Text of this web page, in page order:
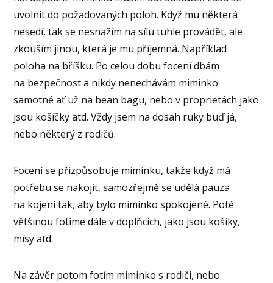
uvolnit do požadovaných poloh. Když mu některá
nesedí, tak se nesnažím na sílu tuhle provádět, ale
zkouším jinou, která je mu příjemná. Například
poloha na bříšku. Po celou dobu focení dbám
na bezpečnost a nikdy nenechávám miminko
samotné ať už na bean bagu, nebo v proprietách jako
jsou košíčky atd. Vždy jsem na dosah ruky buď já,
nebo některý z rodičů.
Focení se přizpůsobuje miminku, takže když má
potřebu se nakojit, samozřejmě se udělá pauza
na kojení tak, aby bylo miminko spokojené. Poté
většinou fotíme dále v doplňcích, jako jsou košíky,
mísy atd.
Na závěr potom fotím miminko s rodiči, nebo